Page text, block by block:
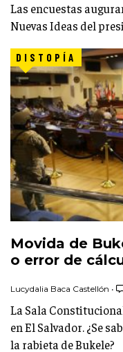
Las encuestas
Nuevas Ideas del
DISTOPÍA
Movida de
o error de
Lucydalia Baca Castellón •
La Sala
en El Salvador. ¿Se
la rabieta de Bukele?